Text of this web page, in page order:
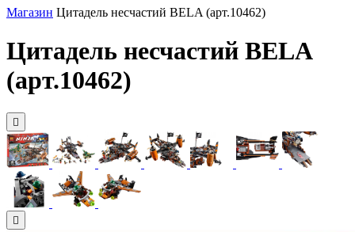
Магазин Цитадель несчастий BELA (арт.10462)
Цитадель несчастий BELA
(арт.10462)